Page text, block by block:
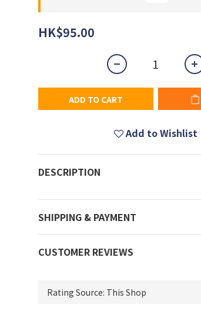
HK$95.00
ADD TO CART
Add to Wishlist
DESCRIPTION
SHIPPING & PAYMENT
CUSTOMER REVIEWS